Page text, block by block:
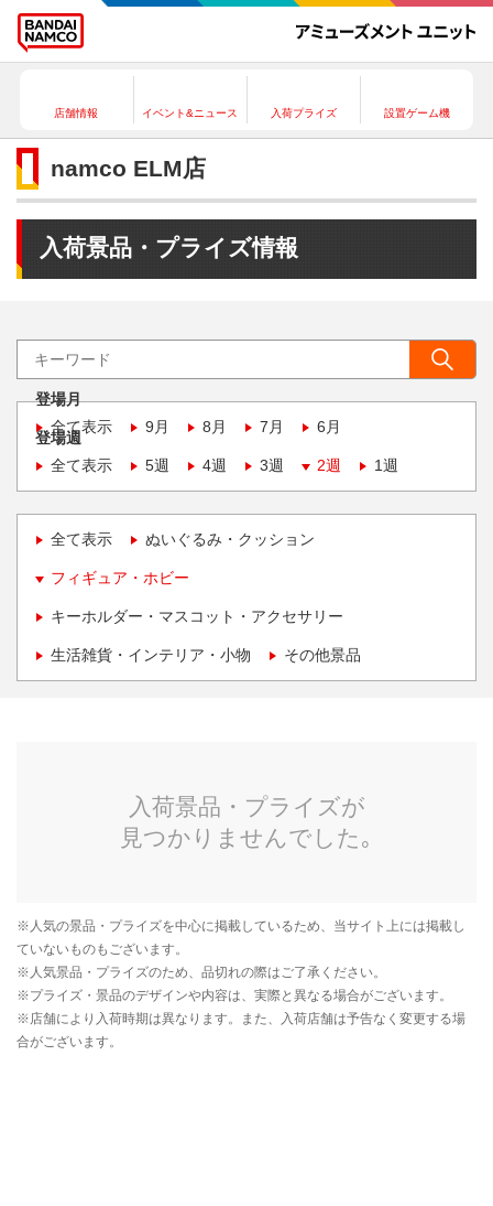
店舗情報 イベント&ニュース 入荷プライズ 設置ゲーム機
namco ELM店
入荷景品・プライズ情報
登場月
全て表示
9月 8月 7月 6月
登場週
全て表示
5週 4週 3週 2週 1週
全て表示 ぬいぐるみ・クッション
フィギュア・ホビー
キーホルダー・マスコット・アクセサリー
生活雑貨・インテリア・小物 その他景品